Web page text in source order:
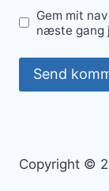
Gem mit
næste gang
Copyright ©